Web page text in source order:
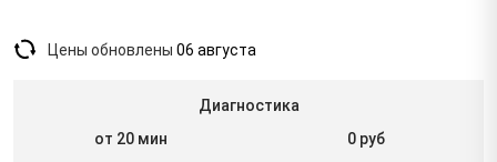
Цены обновлены 06 августа
Диагностика
от 20 мин
0 руб